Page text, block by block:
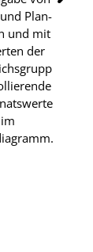
und Plan-
und mit
der
im